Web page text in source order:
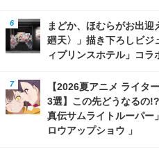
まどか、ほむらがお出
廻天〉」描き下ろしビジ
ィプリンスホテル」コラ
【2026夏アニメ ライタ
3選】この先どうなるの
真伝サムライトルーパー
ロウアップショウ 」